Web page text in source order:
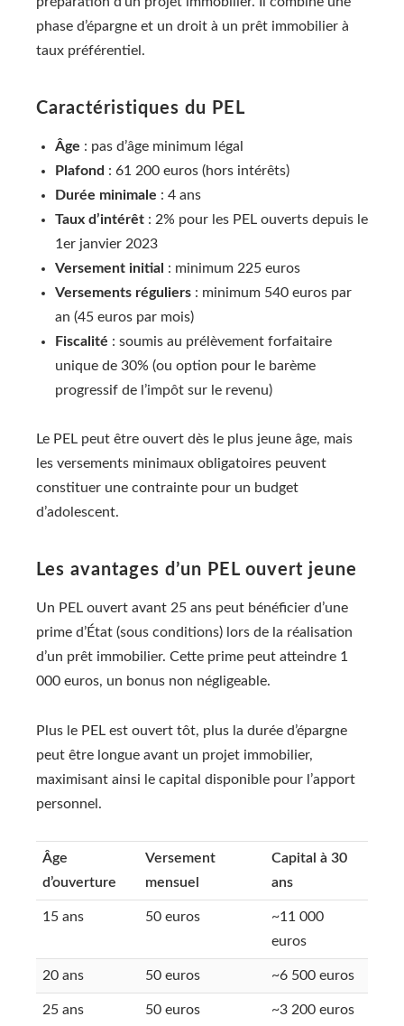
phase d’épargne et un droit à un prêt immobilier à
taux préférentiel.
Caractéristiques du PEL
Âge : pas d’âge minimum légal
Plafond : 61 200 euros (hors intérêts)
Durée minimale : 4 ans
Taux d’intérêt : 2% pour les PEL ouverts depuis le
1er janvier 2023
Versement initial : minimum 225 euros
Versements réguliers : minimum 540 euros par
an (45 euros par mois)
Fiscalité : soumis au prélèvement forfaitaire
unique de 30% (ou option pour le barème
progressif de l’impôt sur le revenu)
Le PEL peut être ouvert dès le plus jeune âge, mais
les versements minimaux obligatoires peuvent
constituer une contrainte pour un budget
d’adolescent.
Les avantages d’un PEL ouvert jeune
Un PEL ouvert avant 25 ans peut bénéficier d’une
prime d’État (sous conditions) lors de la réalisation
d’un prêt immobilier. Cette prime peut atteindre 1
000 euros, un bonus non négligeable.
Plus le PEL est ouvert tôt, plus la durée d’épargne
peut être longue avant un projet immobilier,
maximisant ainsi le capital disponible pour l’apport
personnel.
Âge
d’ouverture
Versement
mensuel
Capital à 30
ans
15 ans 50 euros
~11 000
euros
20 ans 50 euros ~6 500 euros
25 ans 50 euros ~3 200 euros